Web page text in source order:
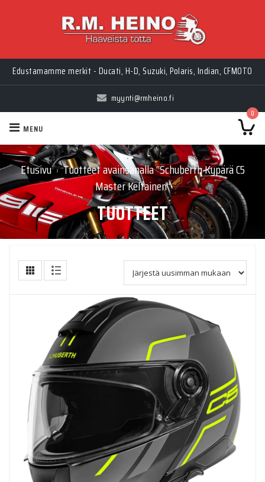
Edustamamme merkit - Ducati, H-D, Suzuki, Polaris, Indian, CFMOTO
myynti@rmheino.fi
0
MENU
Etusivu › Tuotteet avainsanalla “Schuberth Kypärä C5
Master Keltainen”
TUOTTEET